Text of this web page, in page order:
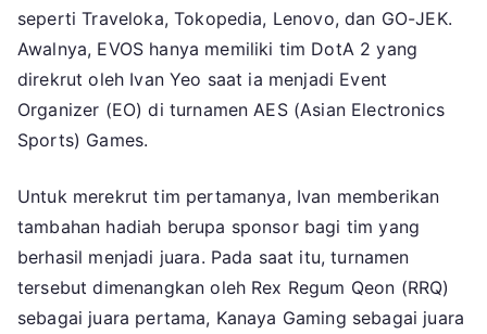
seperti Traveloka, Tokopedia, Lenovo, dan GO-JEK.
Awalnya, EVOS hanya memiliki tim DotA 2 yang
direkrut oleh Ivan Yeo saat ia menjadi Event
Organizer (EO) di turnamen AES (Asian Electronics
Sports) Games.
Untuk merekrut tim pertamanya, Ivan memberikan
tambahan hadiah berupa sponsor bagi tim yang
berhasil menjadi juara. Pada saat itu, turnamen
tersebut dimenangkan oleh Rex Regum Qeon (RRQ)
sebagai juara pertama, Kanaya Gaming sebagai juara